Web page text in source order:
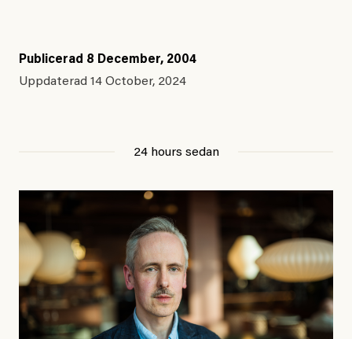
Publicerad 8 December, 2004
Uppdaterad 14 October, 2024
24 hours sedan